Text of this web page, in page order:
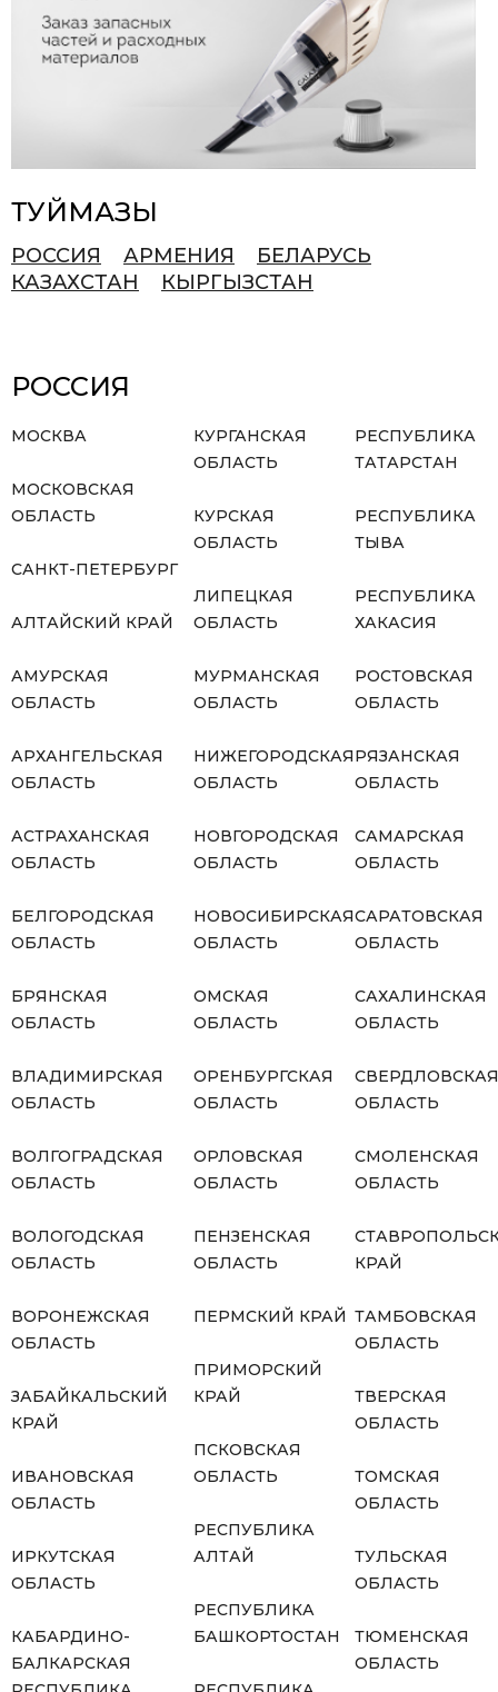
ТУЙМАЗЫ
РОССИЯ АРМЕНИЯ
БЕЛАРУСЬ
КАЗАХСТАН
КЫРГЫЗСТАН
РОССИЯ
МОСКВА
МОСКОВСКАЯ
ОБЛАСТЬ
САНКТ-ПЕТЕРБУРГ
АЛТАЙСКИЙ КРАЙ
АМУРСКАЯ
ОБЛАСТЬ
АРХАНГЕЛЬСКАЯ
ОБЛАСТЬ
АСТРАХАНСКАЯ
ОБЛАСТЬ
БЕЛГОРОДСКАЯ
ОБЛАСТЬ
БРЯНСКАЯ
ОБЛАСТЬ
ВЛАДИМИРСКАЯ
ОБЛАСТЬ
ВОЛГОГРАДСКАЯ
ОБЛАСТЬ
ВОЛОГОДСКАЯ
ОБЛАСТЬ
ВОРОНЕЖСКАЯ
ОБЛАСТЬ
ЗАБАЙКАЛЬСКИЙ
КРАЙ
ИВАНОВСКАЯ
ОБЛАСТЬ
ИРКУТСКАЯ
ОБЛАСТЬ
КАБАРДИНО-
БАЛКАРСКАЯ
КУРГАНСКАЯ
ОБЛАСТЬ
КУРСКАЯ
ОБЛАСТЬ
ЛИПЕЦКАЯ
ОБЛАСТЬ
МУРМАНСКАЯ
ОБЛАСТЬ
НИЖЕГОРОДСКАЯ
ОБЛАСТЬ
НОВГОРОДСКАЯ
ОБЛАСТЬ
НОВОСИБИРСКАЯ
ОБЛАСТЬ
ОМСКАЯ
ОБЛАСТЬ
ОРЕНБУРГСКАЯ
ОБЛАСТЬ
ОРЛОВСКАЯ
ОБЛАСТЬ
ПЕНЗЕНСКАЯ
ОБЛАСТЬ
ПЕРМСКИЙ КРАЙ
ПРИМОРСКИЙ
КРАЙ
ПСКОВСКАЯ
ОБЛАСТЬ
РЕСПУБЛИКА
АЛТАЙ
РЕСПУБЛИКА
БАШКОРТОСТАН
РЕСПУБЛИКА
ТАТАРСТАН
РЕСПУБЛИКА
ТЫВА
РЕСПУБЛИКА
ХАКАСИЯ
РОСТОВСКАЯ
ОБЛАСТЬ
РЯЗАНСКАЯ
ОБЛАСТЬ
САМАРСКАЯ
ОБЛАСТЬ
САРАТОВСКАЯ
ОБЛАСТЬ
САХАЛИНСКАЯ
ОБЛАСТЬ
СВЕРДЛОВСКАЯ
ОБЛАСТЬ
СМОЛЕНСКАЯ
ОБЛАСТЬ
КРАЙ
ТАМБОВСКАЯ
ОБЛАСТЬ
ТВЕРСКАЯ
ОБЛАСТЬ
ТОМСКАЯ
ОБЛАСТЬ
ТУЛЬСКАЯ
ОБЛАСТЬ
ТЮМЕНСКАЯ
ОБЛАСТЬ